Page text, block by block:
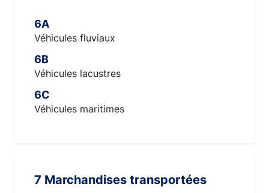
6A
Véhicules fluviaux
6B
Véhicules lacustres
6C
Véhicules maritimes
7 Marchandises transportées